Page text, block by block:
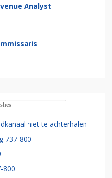
Analyst
niet te achterhalen
737-800
800